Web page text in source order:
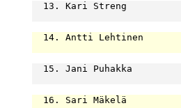
13. Kari Streng
14. Antti Lehtinen
15. Jani
16. Sari Mäkelä